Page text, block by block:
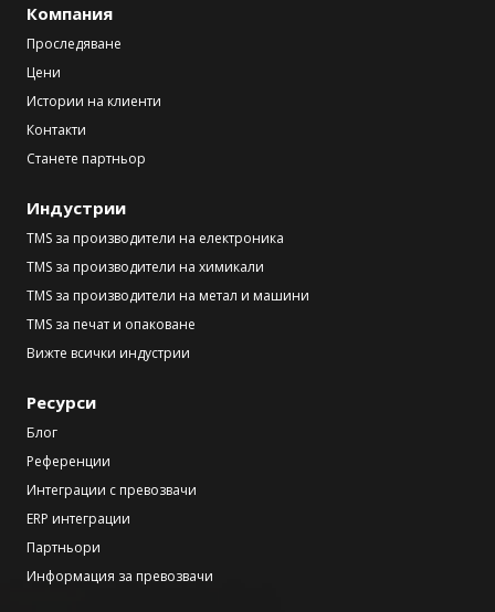
Компания
Проследяване
Цени
Истории на клиенти
Контакти
Станете партньор
Индустрии
TMS за производители на електроника
TMS за производители на химикали
TMS за производители на метал и машини
TMS за печат и опаковане
Вижте всички индустрии
Ресурси
Блог
Референции
Интеграции с превозвачи
ERP интеграции
Партньори
Информация за превозвачи